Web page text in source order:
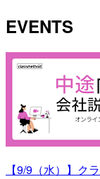
EVENTS
【9/9（水）】ク